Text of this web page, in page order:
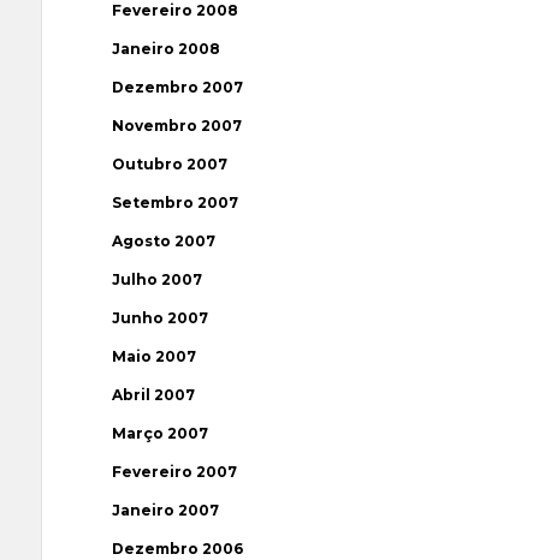
Fevereiro 2008
Janeiro 2008
Dezembro 2007
Novembro 2007
Outubro 2007
Setembro 2007
Agosto 2007
Julho 2007
Junho 2007
Maio 2007
Abril 2007
Março 2007
Fevereiro 2007
Janeiro 2007
Dezembro 2006